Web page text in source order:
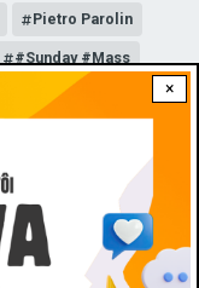
×
Pietro Parolin
#Sunday #Mass
General Audience